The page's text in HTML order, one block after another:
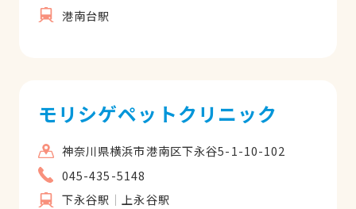
港南台駅
モリシゲペットクリニック
神奈川県横浜市港南区下永谷5-1-10-102
045-435-5148
下永谷駅
上永谷駅